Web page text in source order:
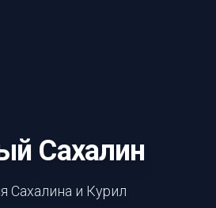
Сахалин
Сахалина и Курил